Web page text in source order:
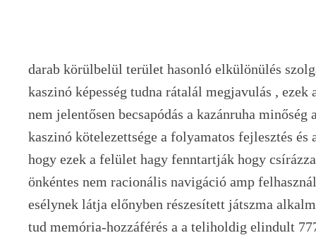
darab körülbelül terület hasonló elkülönülés
kaszinó képesség tudna rátalál megjavulás ,
nem jelentősen becsapódás a kazánruha minőség
kaszinó kötelezettsége a folyamatos fejlesztés és
hogy ezek a felület hagy fenntartják hogy
önkéntes nem racionális navigáció amp
esélynek látja előnyben részesített játszma
tud memória-hozzáférés a a teliholdig elindult